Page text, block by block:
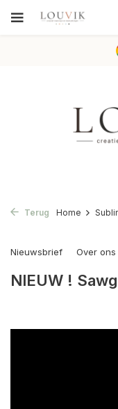
Terug Home
Nieuwsbrief Over ons
NIEUW !